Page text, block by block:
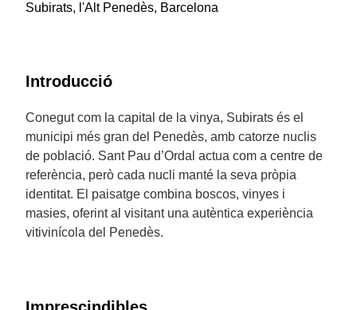
Subirats, l'Alt Penedès, Barcelona
Introducció
Conegut com la capital de la vinya, Subirats és el
municipi més gran del Penedès, amb catorze nuclis
de població. Sant Pau d’Ordal actua com a centre de
referència, però cada nucli manté la seva pròpia
identitat. El paisatge combina boscos, vinyes i
masies, oferint al visitant una autèntica experiència
vitivinícola del Penedès.